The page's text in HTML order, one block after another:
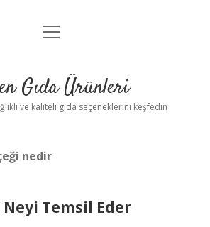
Anasayfa
Yasal Uyarı
menüyü
Gıda Ürünleri
ve kaliteli gıda seçeneklerini keşfedin
nedir
Neyi Temsil Eder